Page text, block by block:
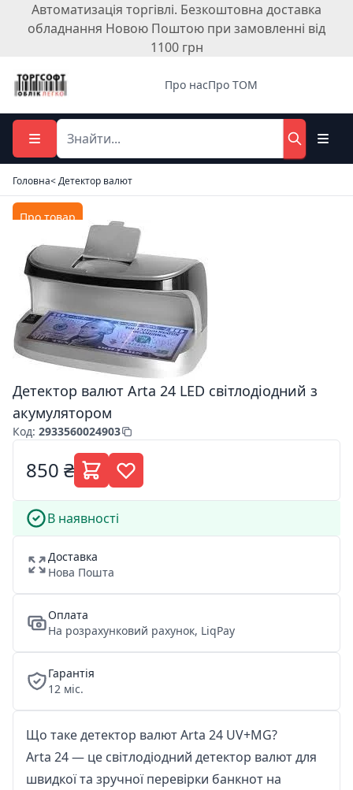
Автоматизація торгівлі. Безкоштовна доставка
обладнання Новою Поштою при замовленні від
1100 грн
Про насПро ТОМ
Головна< Детектор валют
Про товар
Детектор валют Arta 24 LED світлодіодний з
акумулятором
Код: 2933560024903
850 ₴
В наявності
Доставка
Нова Пошта
Оплата
На розрахунковий рахунок, LiqPay
Гарантія
12 міс.
Що таке детектор валют Arta 24 UV+MG?
Arta 24 — це світлодіодний детектор валют для
швидкої та зручної перевірки банкнот на